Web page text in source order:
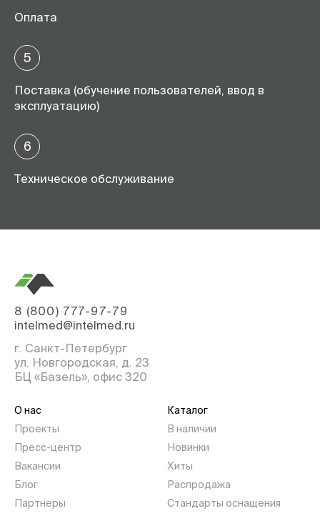
Оплата
5
Поставка (обучение пользователей, ввод в
эксплуатацию)
6
Техническое обслуживание
8 (800) 777-97-79
intelmed@intelmed.ru
г. Санкт-Петербург
ул. Новгородская, д. 23
БЦ «Базель», офис 320
О нас
Проекты
Пресс-центр
Вакансии
Блог
Партнеры
Каталог
В наличии
Новинки
Хиты
Распродажа
Стандарты оснащения